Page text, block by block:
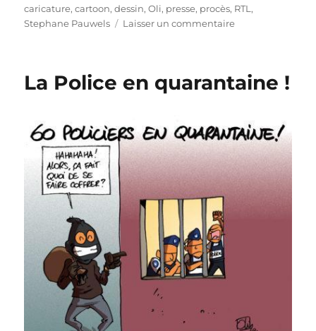
le
caricature,cartoon,dessin,Oli, presse, procès, RTL ,
Stephane Pauwels
Laisser un commentairesur
Pauwels
La Police en quarantaine !